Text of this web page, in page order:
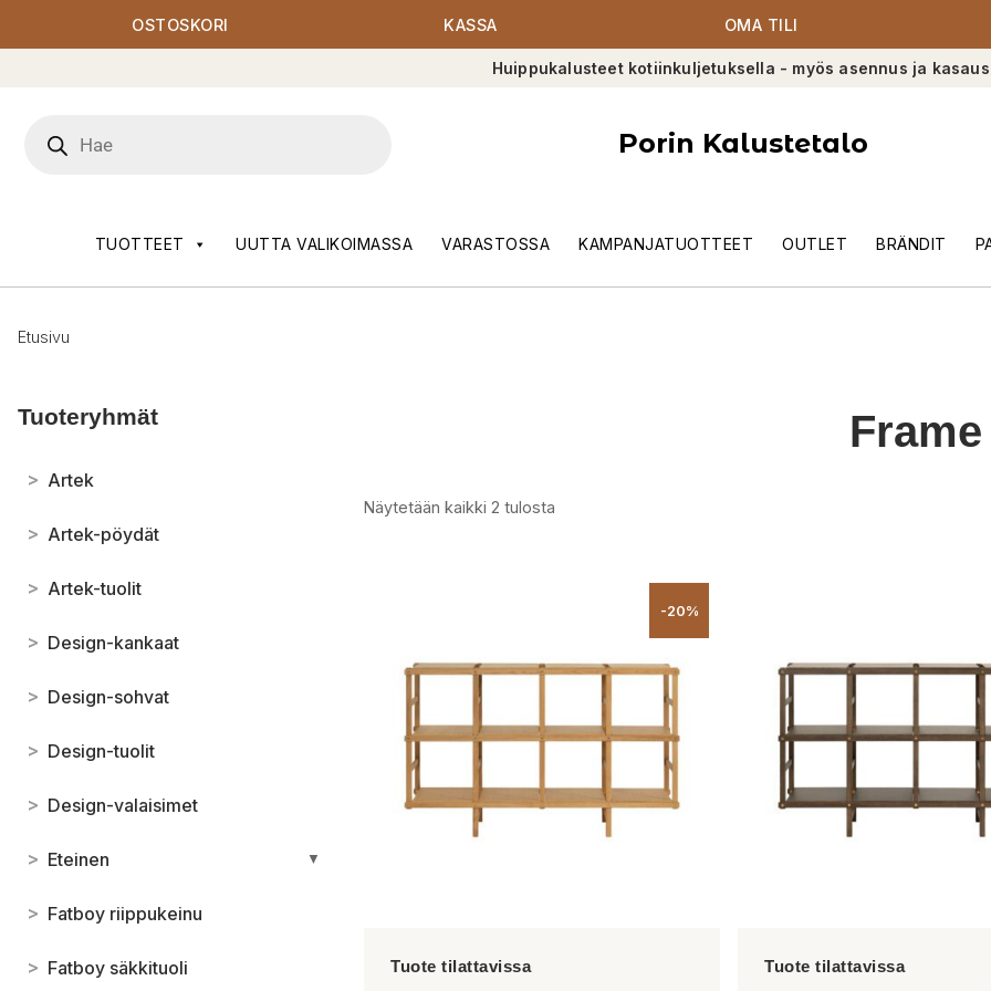
OSTOSKORI KASSA OMA TILI
Huippukalusteet kotiinkuljetuksella - myös asennus ja
search
Porin Kalustetalo
TUOTTEET UUTTA VALIKOIMASSA VARASTOSSA KAMPANJATUOTTEET OUTLET BRÄNDIT
Etusivu
Tuoteryhmät
> Artek
> Artek-pöydät
> Artek-tuolit
> Design-kankaat
> Design-sohvat
> Design-tuolit
> Design-valaisimet
> Eteinen ▼
> Fatboy riippukeinu
> Fatboy säkkituoli
Frame
Näytetään kaikki 2 tulosta
-20%